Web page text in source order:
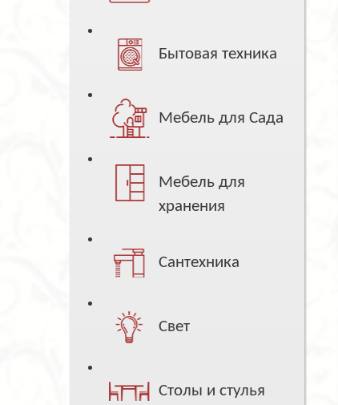
Бытовая техника
Мебель для Сада
Мебель для
хранения
Сантехника
Свет
Столы и стулья